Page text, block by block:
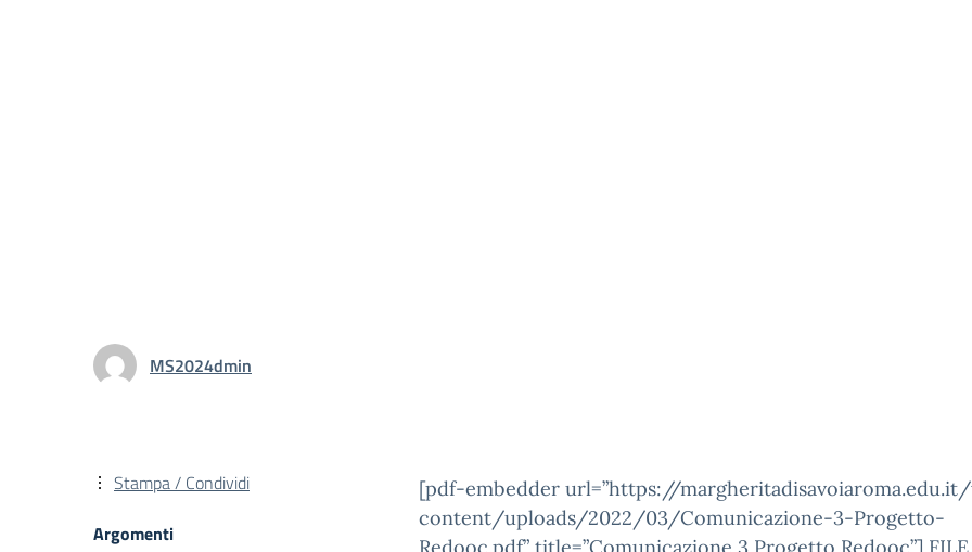
MS2024dmin
[pdf-embedder url=”https://
content/uploads/2022/03/Comunicazione-3-Progetto-
Stampa / Condividi
Argomenti